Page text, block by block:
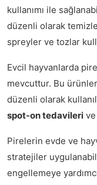
kullanımı ile
düzenli olarak
spreyler ve tozlar
Evcil hayvanlarda
mevcuttur. Bu
düzenli olarak
spot-on tedavileri ve
Pirelerin evde ve
stratejiler
engellemeye